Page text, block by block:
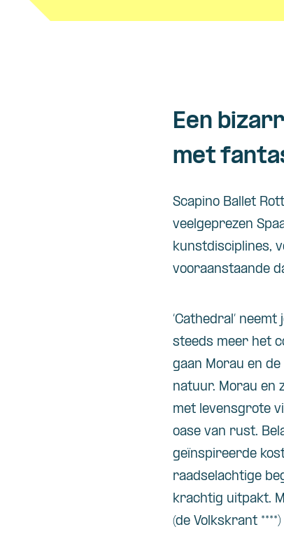
Een
met
Scapino Ballet
veelgeprezen
kunstdisciplines,
vooraanstaande
‘Cathedral’
steeds meer het
gaan Morau en
natuur. Morau en
met levensgrote
oase van rust.
geïnspireerde
raadselachtige
krachtig uitpakt.
(de Volkskrant ****)